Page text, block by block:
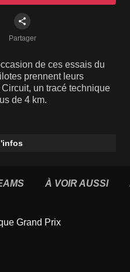
Partager
de ces essais du
prennent leurs
un tracé technique
de 4 km.
À VOIR AUSSI
Grand Prix